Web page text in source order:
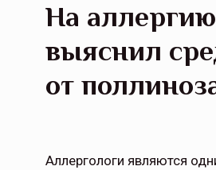
На
выяснил
от
Аллергологи являются